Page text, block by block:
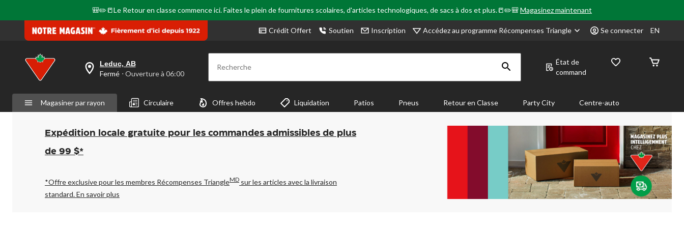
🎒✏️📒Le Retour en classe commence ici. Faites le plein de fournitures scolaires, d'articles technologiques, de sacs à dos et plus.📒✏️🎒Magasinez maintenant
Crédit Offert Soutien Inscription Accédez au programme Récompenses Triangle Se connecter EN
votre
est
Leduc,
AB,
Fermé,
Ouverture
à
pour
changer
Leduc, AB
Fermé ⋅ Ouverture à 06:00 Recherche
État de
command
Magasiner par rayon Circulaire Offres hebdo Liquidation Patios Pneus Retour en Classe Party City Centre-auto
Expédition locale gratuite pour les commandes admissibles de plus
de 99 $*
*Offre exclusive pour les membres Récompenses TriangleMD sur les articles avec la livraison
standard.En savoir plus
page.